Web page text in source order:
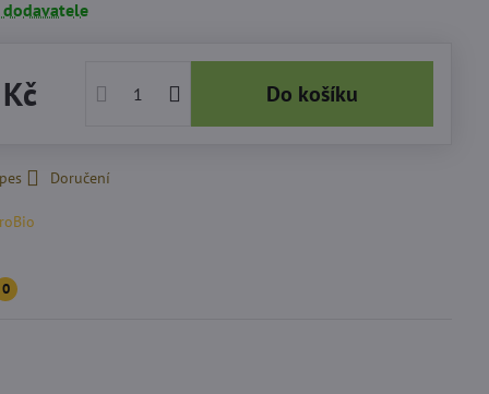
dodavatele
Do košíku
Doručení
0